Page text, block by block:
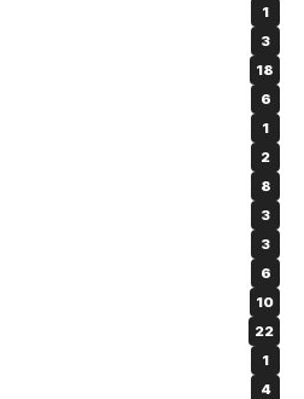
1
3
18
6
1
2
8
3
3
6
10
22
1
4